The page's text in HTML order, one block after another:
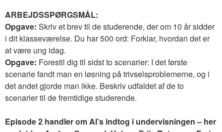
ARBEJDSSPØRGSMÅL:
Opgave: Skriv et brev til de studerende, der om 10 år sidder
i dit klasseværelse. Du har 500 ord: Forklar, hvordan det er
at være ung idag.
Opgave: Forestil dig til sidst to scenarier: I det første
scenarie fandt man en løsning på trivselsproblemerne, og i
det andet gjorde man ikke. Beskriv udfaldet af de to
scenarier til de fremtidige studerende.
Episode 2 handler om AI’s indtog i undervisningen – her